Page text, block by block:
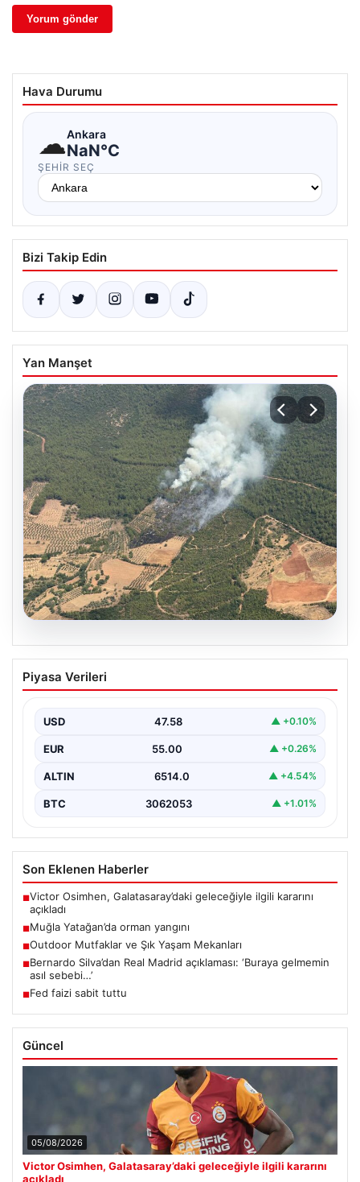
Hava Durumu
☁Ankara
NaN°C
ŞEHIR SEÇ
Bizi Takip Edin
Yan Manşet
Muğla Yatağan’da orman yangını
{ “title”: “Muğla Yatağan’da Orman Yangını Kontrol
Piyasa Verileri
USD 47.58 ▲ +0.10%
EUR 55.00 ▲ +0.26%
ALTIN 6514.0 ▲ +4.54%
BTC 3062053 ▲ +1.01%
Son Eklenen Haberler
■Victor Osimhen, Galatasaray’daki geleceğiyle ilgili kararını
açıkladı
■Muğla Yatağan’da orman yangını
■Outdoor Mutfaklar ve Şık Yaşam Mekanları
■Bernardo Silva’dan Real Madrid açıklaması: ‘Buraya gelmemin
asıl sebebi…’
■Fed faizi sabit tuttu
Güncel
05/08/2026
Victor Osimhen, Galatasaray’daki geleceğiyle ilgili kararını
açıkladı